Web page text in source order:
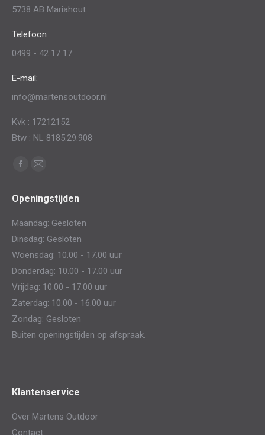
5738 AB Mariahout
Telefoon
0499 - 42 17 17
E-mail:
info@martensoutdoor.nl
Kvk : 17212152
Btw : NL 8185.29.908
Vind ons op:
Facebook
opens
Mail
opens
Openingstijden
Maandag: Gesloten
Dinsdag: Gesloten
Woensdag: 10.00 - 17.00 uur
Donderdag: 10.00 - 17.00 uur
Vrijdag: 10.00 - 17.00 uur
Zaterdag: 10.00 - 16.00 uur
Zondag: Gesloten
Buiten openingstijden op afspraak.
Klantenservice
Over Martens Outdoor